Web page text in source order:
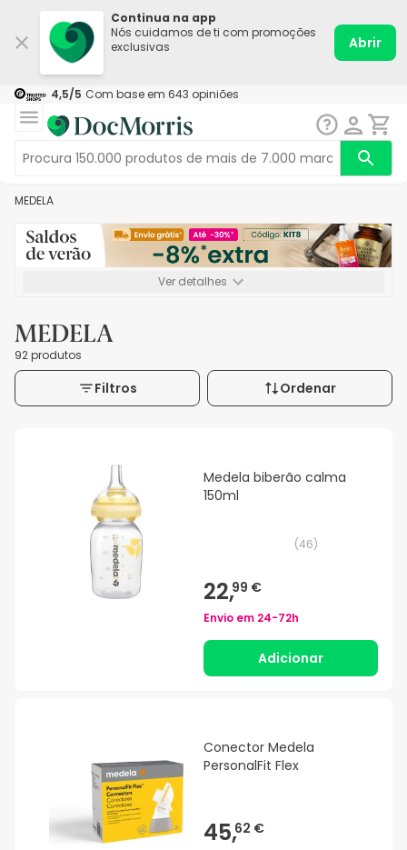
Continua na app
Nós cuidamos de ti com promoções
exclusivas
Abrir
4,5/5 Com base em 643 opiniões
MEDELA
Ver detalhes
MEDELA
92 produtos
Filtros Ordenar
Medela biberão calma
150ml
(46)
22,99 €
Envio em 24-72h
Adicionar
Conector Medela
PersonalFit Flex
45,62 €